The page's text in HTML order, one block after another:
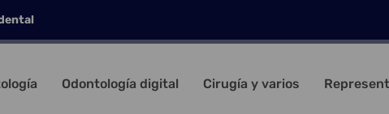
Odontología digital Cirugía y varios